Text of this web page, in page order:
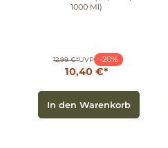
1000 Ml)
12,99 €*UVP -20%
10,40 €*
In den Warenkorb